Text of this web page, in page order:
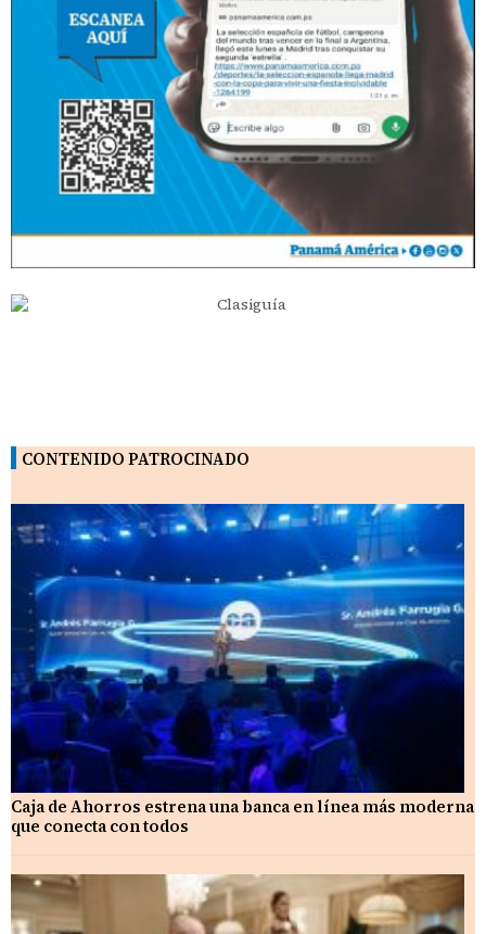
CONTENIDO PATROCINADO
Caja de Ahorros estrena una banca en línea más moderna
que conecta con todos